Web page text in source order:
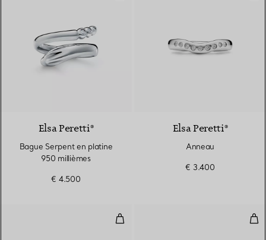
Elsa Peretti®
Bague Serpent en platine
950 millièmes
€ 4.500
Elsa Peretti®
Anneau
€ 3.400
Anneau à superposer